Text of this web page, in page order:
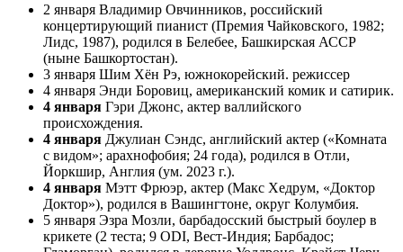
2 января Владимир Овчинников, российский
концертирующий пианист (Премия Чайковского, 1982;
Лидс, 1987), родился в Белебее, Башкирская АССР
(ныне Башкортостан).
3 января Шим Хён Рэ, южнокорейский. режиссер
4 января Энди Боровиц, американский комик и сатирик.
4 января Гэри Джонс, актер валлийского
происхождения.
4 января Джулиан Сэндс, английский актер («Комната
с видом»; арахнофобия; 24 года), родился в Отли,
Йоркшир, Англия (ум. 2023 г.).
4 января Мэтт Фрюэр, актер (Макс Хедрум, «Доктор
Доктор»), родился в Вашингтоне, округ Колумбия.
5 января Эзра Мозли, барбадосский быстрый боулер в
крикете (2 теста; 9 ODI, Вест-Индия; Барбадос;